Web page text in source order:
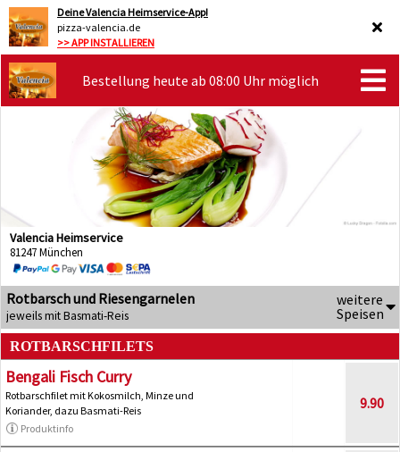
Deine Valencia Heimservice-App!
pizza-valencia.de
>> APP INSTALLIEREN
Bestellung heute ab 08:00 Uhr möglich
Valencia Heimservice
81247 München
Rotbarsch und Riesengarnelen
jeweils mit Basmati-Reis
weitere
Speisen
ROTBARSCHFILETS
Bengali Fisch Curry
Rotbarschfilet mit Kokosmilch, Minze und
Koriander, dazu Basmati-Reis
Produktinfo
9.90